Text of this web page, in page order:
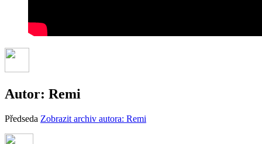
Autor: Remi
Předseda Zobrazit archiv autora: Remi